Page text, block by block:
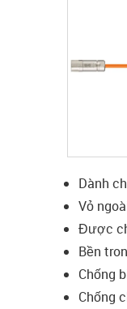
Dành
Vỏ
Được
Bền
Chống
Chống